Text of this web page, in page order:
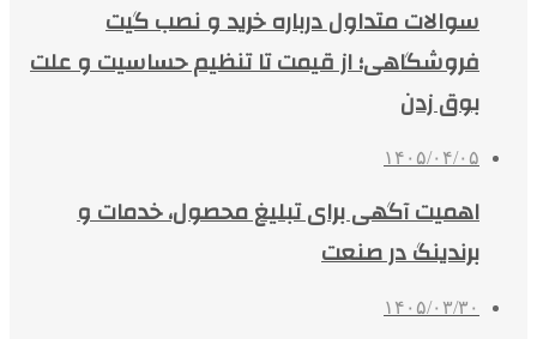
سوالات متداول درباره خرید و نصب گیت
فروشگاهی؛ از قیمت تا تنظیم حساسیت و علت
بوق زدن
۱۴۰۵/۰۴/۰۵
اهمیت آگهی برای تبلیغ محصول، خدمات و
برندینگ در صنعت
۱۴۰۵/۰۳/۳۰